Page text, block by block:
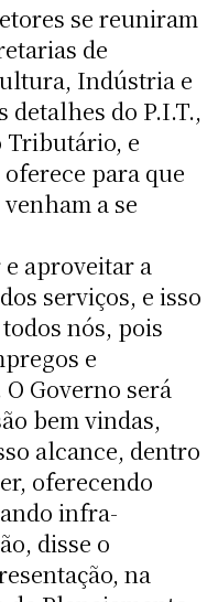
se reuniram
de
Indústria e
detalhes do P.I.T.,
Tributário, e
para que
a se
e aproveitar a
serviços, e isso
nós, pois
e
Governo será
bem vindas,
alcance, dentro
oferecendo
infra-
disse o
na